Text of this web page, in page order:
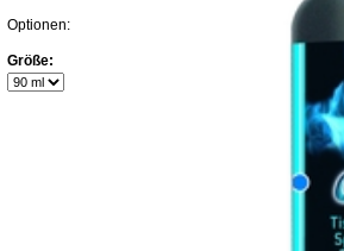
Optionen:
Größe: